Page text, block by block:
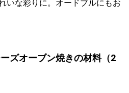
いな彩りに。オードブルにもお
ズオーブン焼きの材料（2